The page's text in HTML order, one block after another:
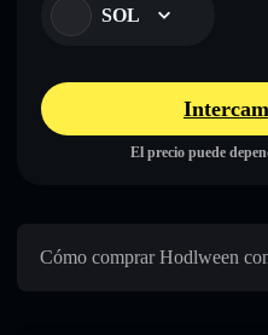
SOL
El precio puede
Cómo comprar Hodlween